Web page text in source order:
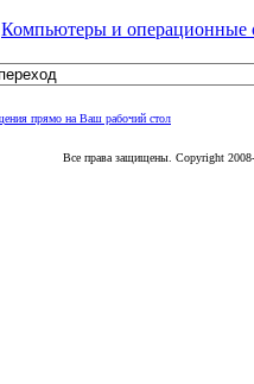
Компьютеры и операционные
Все права защищены. Copyright 2008